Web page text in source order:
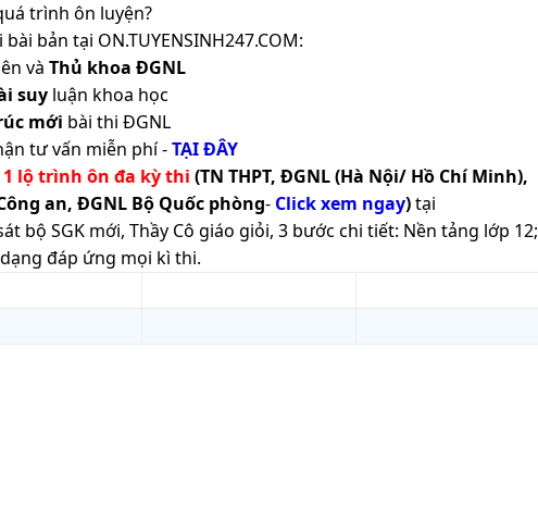
trình ôn luyện?
bản tại ON.TUYENSINH247.COM:
và Thủ khoa ĐGNL
suy luận khoa học
mới bài thi ĐGNL
tư vấn miễn phí -TẠI ĐÂY
1 lộ trình ôn đa kỳ thi (TN THPT, ĐGNL (Hà Nội/ Hồ Chí Minh),
an, ĐGNL Bộ Quốc phòng- Click xem ngay)tại
bộ SGK mới, Thầy Cô giáo giỏi, 3 bước chi tiết: Nền tảng lớp 12;
đáp ứng mọi kì thi.